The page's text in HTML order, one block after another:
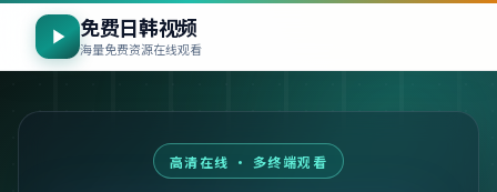
免费日韩视频
海量免费资源在线观看
高清在线 · 多终端观看